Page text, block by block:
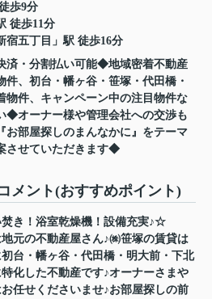
歩9分
徒歩11分
宿五丁目 」駅 徒歩16分
済・分割払い可能◆地域密着不動産
件、初台・幡ヶ谷・笹塚・代田橋・
物件、キャンペーン中の注目物件な
◆オーナー様や管理会社への交渉も
部屋探しのまんなかに』をテーマ
させていただきます◆
メント(おすすめポイント)
き！浴室乾燥機！設備充実♪☆
元の不動産屋さん♪㈱笹塚の賃貸は
台・幡ヶ谷・代田橋・明大前・下北
化した不動産です♪オーナーさまや
任せくださいませ♪お部屋探しの前